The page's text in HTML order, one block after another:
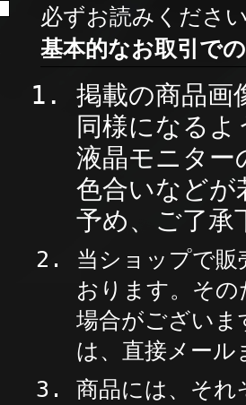
必ずお読みくださ
基本的なお取引で
掲載の商品画
同様になる
液晶モニター
色合いなどが
予め、ご了承
当ショップで
おります。そ
場合がございま
は、直接メー
商品には、そ